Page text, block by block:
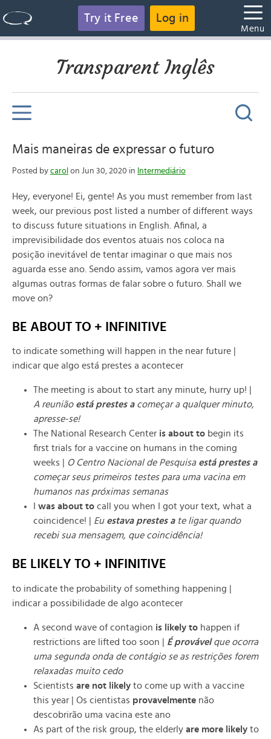
Try it Free Log in
Menu
Transparent Inglês
Mais maneiras de expressar o futuro
Posted by carol on Jun 30, 2020 in Intermediário
Hey, everyone! Ei, gente! As you must remember from last
week, our previous post listed a number of different ways
to discuss future situations in English. Afinal, a
imprevisibilidade dos eventos atuais nos coloca na
posição inevitável de tentar imaginar o que mais nos
aguarda esse ano. Sendo assim, vamos agora ver mais
algumas outras formas de falar sobre o futuro. Shall we
move on?
BE ABOUT TO + INFINITIVE
to indicate something will happen in the near future |
indicar que algo está prestes a acontecer
The meeting is about to start any minute, hurry up! |
A reuniãoestá prestes acomeçar a qualquer minuto,
apresse-se!
The National Research Center is about to begin its
first trials for a vaccine on humans in the coming
weeks |
O Centro Nacional de Pesquisaestá prestes a
começar seus primeiros testes para uma vacina em
humanos nas próximas semanas
was about to call you when I got your text, what a
coincidence! |
Euestava prestes a te ligar quando
recebi sua mensagem, que coincidência!
BE LIKELY TO + INFINITIVE
to indicate the probability of something happening |
indicar a possibilidade de algo acontecer
A second wave of contagion is likely to happen if
restrictions are lifted too soon |
É provávelque ocorra
uma segunda onda de contágio se as restrições forem
relaxadas muito cedo
Scientists are not likely to come up with a vaccine
this year | Os cientistas provavelmente não
descobrirão uma vacina este ano
As part of the risk group, the elderly are more likely to